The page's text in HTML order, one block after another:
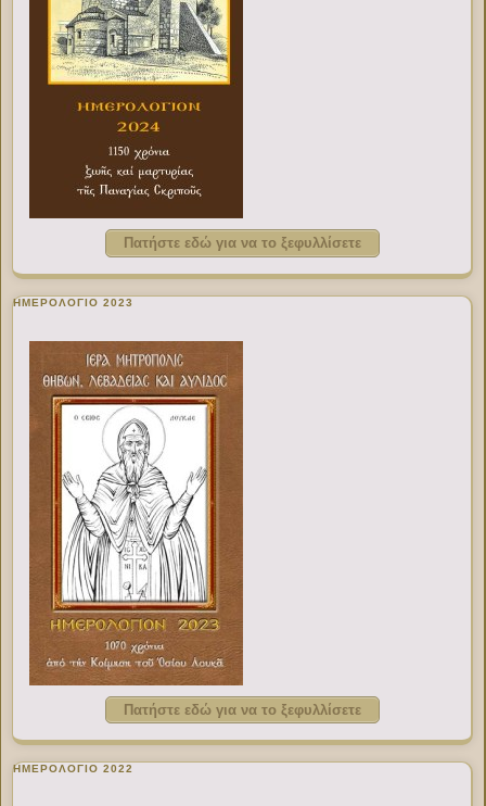
Πατήστε εδώ για να το ξεφυλλίσετε
ΗΜΕΡΟΛΟΓΙΟ 2023
Πατήστε εδώ για να το ξεφυλλίσετε
ΗΜΕΡΟΛΟΓΙΟ 2022